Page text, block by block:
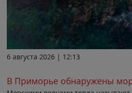
6 августа 2026 | 12:13
В Приморье обнаружены